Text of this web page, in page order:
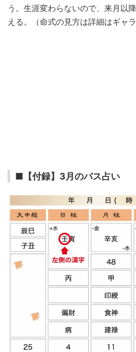
う。生涯変わらないので、来月以
える。（命式の見方は詳細はギャ
■【付録】3月のバス占い